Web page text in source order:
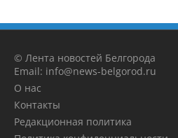
© Лента новостей Белгорода
Email: info@news-belgorod.ru
О нас
Контакты
Редакционная политика